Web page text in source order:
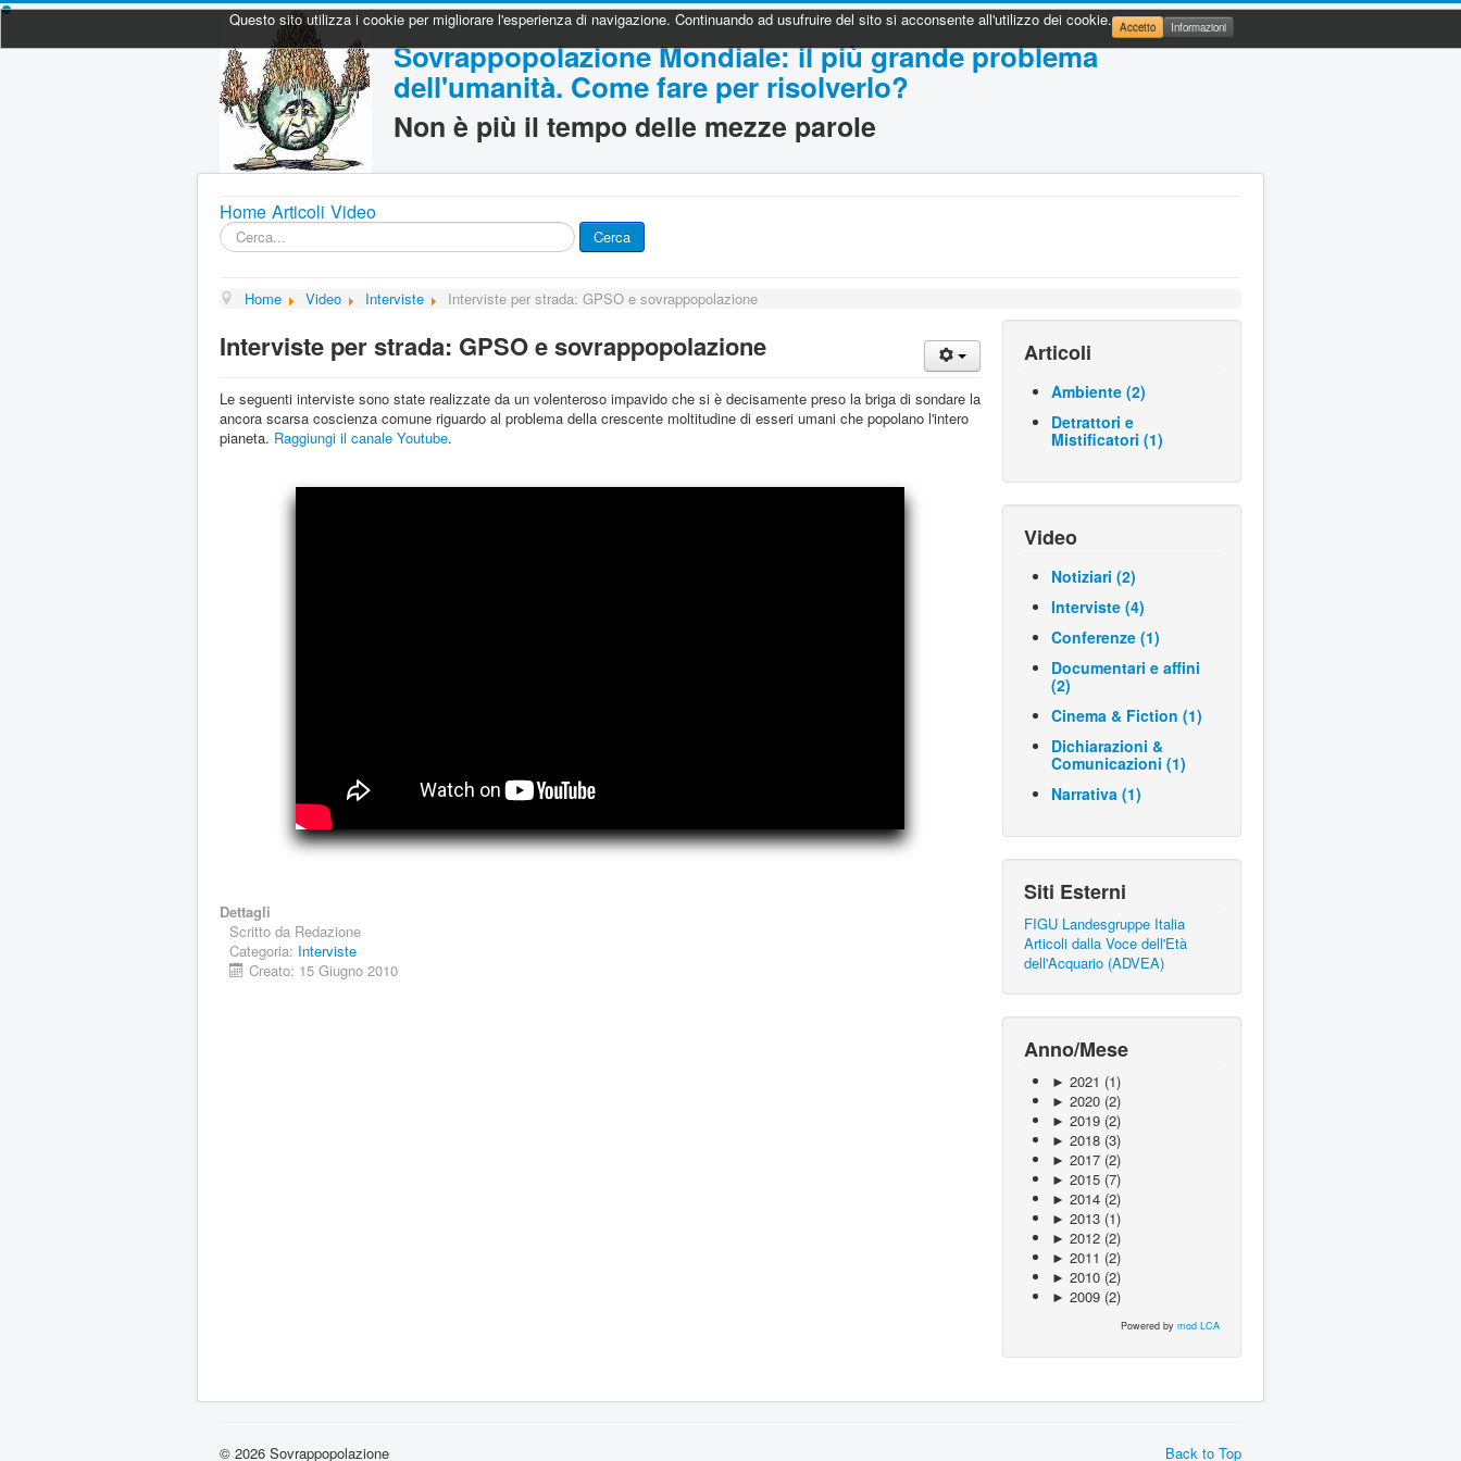
Questo sito utilizza i cookie per migliorare l'esperienza di navigazione. Continuando ad usufruire del sito si acconsente all'utilizzo dei cookie. Accetto Informazioni
Sovrappopolazione Mondiale: il più grande problema
dell'umanità. Come fare per risolverlo?
Non è più il tempo delle mezze parole
Home Articoli Video
Cerca... Cerca
Home Video Interviste Interviste per strada: GPSO e sovrappopolazione
Interviste per strada: GPSO e sovrappopolazione
Le seguenti interviste sono state realizzate da un volenteroso impavido che si è decisamente preso la briga di sondare la
ancora scarsa coscienza comune riguardo al problema della crescente moltitudine di esseri umani che popolano l'intero
pianeta. Raggiungi il canale Youtube.
Dettagli
Scritto da Redazione
Categoria: Interviste
Creato: 15 Giugno 2010
Articoli
Ambiente (2)
Detrattori e
Mistificatori (1)
Video
Notiziari (2)
Interviste (4)
Conferenze (1)
Documentari e affini
(2)
Cinema & Fiction (1)
Dichiarazioni &
Comunicazioni (1)
Narrativa (1)
Siti Esterni
FIGU Landesgruppe Italia
Articoli dalla Voce dell'Età
dell'Acquario (ADVEA)
Anno/Mese
► 2021 (1)
► 2020 (2)
► 2019 (2)
► 2018 (3)
► 2017 (2)
► 2015 (7)
► 2014 (2)
► 2013 (1)
► 2012 (2)
► 2011 (2)
► 2010 (2)
► 2009 (2)
Powered by mod LCA
Back to Top
© 2026 Sovrappopolazione